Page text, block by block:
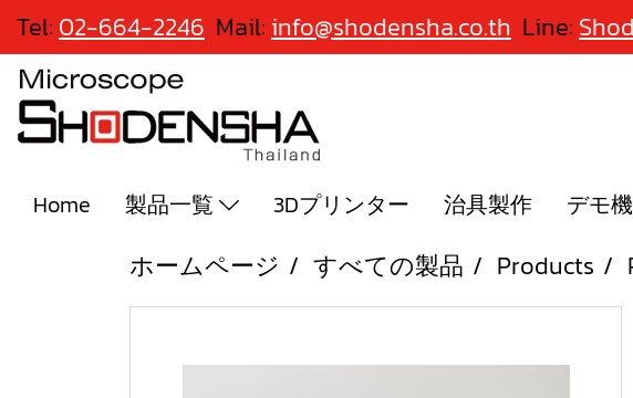
Tel: 02-664-2246 Mail: info@shodensha.co.th Line:
Home 製品一覧 3Dプリンター 治具製作 デモ
ホームページ すべての製品 Products